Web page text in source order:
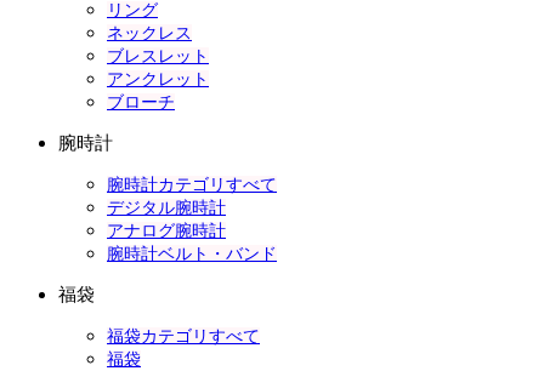
リング
ネックレス
ブレスレット
アンクレット
ブローチ
腕時計
腕時計カテゴリすべて
デジタル腕時計
アナログ腕時計
腕時計ベルト・バンド
福袋
福袋カテゴリすべて
福袋